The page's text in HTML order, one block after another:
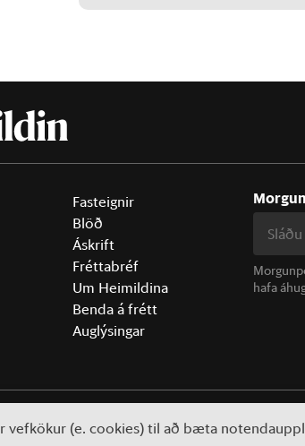
Fasteignir
Blöð
Áskrift
Fréttabréf
Um Heimildina
Benda á frétt
Auglýsingar
hafa
vefkökur (e. cookies) til að bæta